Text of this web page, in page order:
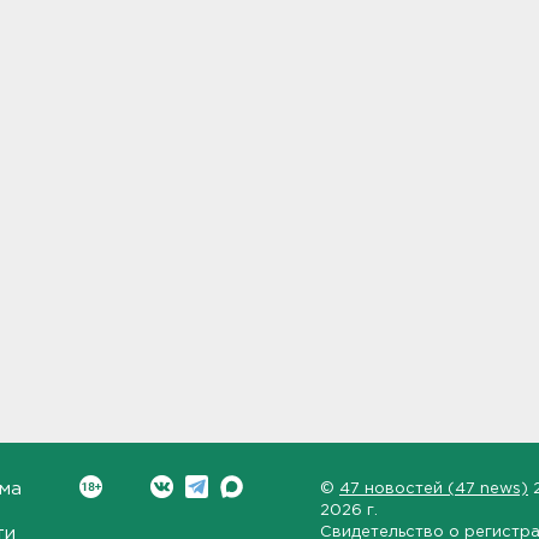
© 47 новостей (47 news)
2026 г.
Свидетельство о